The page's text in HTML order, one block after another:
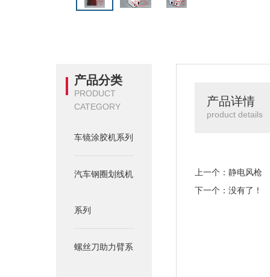
产品分类
PRODUCT
CATEGORY
车镜涂胶机系列
汽车钢圈划线机
系列
螺丝刀助力臂系
产品详情
product details
上一个： 静电风枪
下一个：没有了！